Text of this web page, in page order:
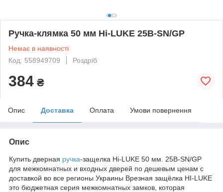
Ручка-клямка 50 мм Hi-LUKE 25B-SN/GP
Немає в наявності
Код: 558949709
Роздріб
384 ₴
Опис Доставка Оплата Умови повернення
Опис
Купить дверная ручка-защелка Hi-LUKE 50 мм. 25B-SN/GP
для межкомнатных и входных дверей по дешевым ценам с
доставкой во все регионы Украины Врезная защёлка HI-LUKE
это бюджетная серия межкомнатных замков, которая